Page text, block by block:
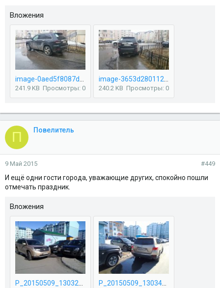
Вложения
241.9 KB Просмотры: 0 240.2 KB Просмотры: 0
П Повелитель
9 Май 2015 #449
И ещё одни гости города, уважающие других, спокойно пошли
отмечать праздник.
Вложения
P_20150509_130322.jpg P_20150509_130341.jpg